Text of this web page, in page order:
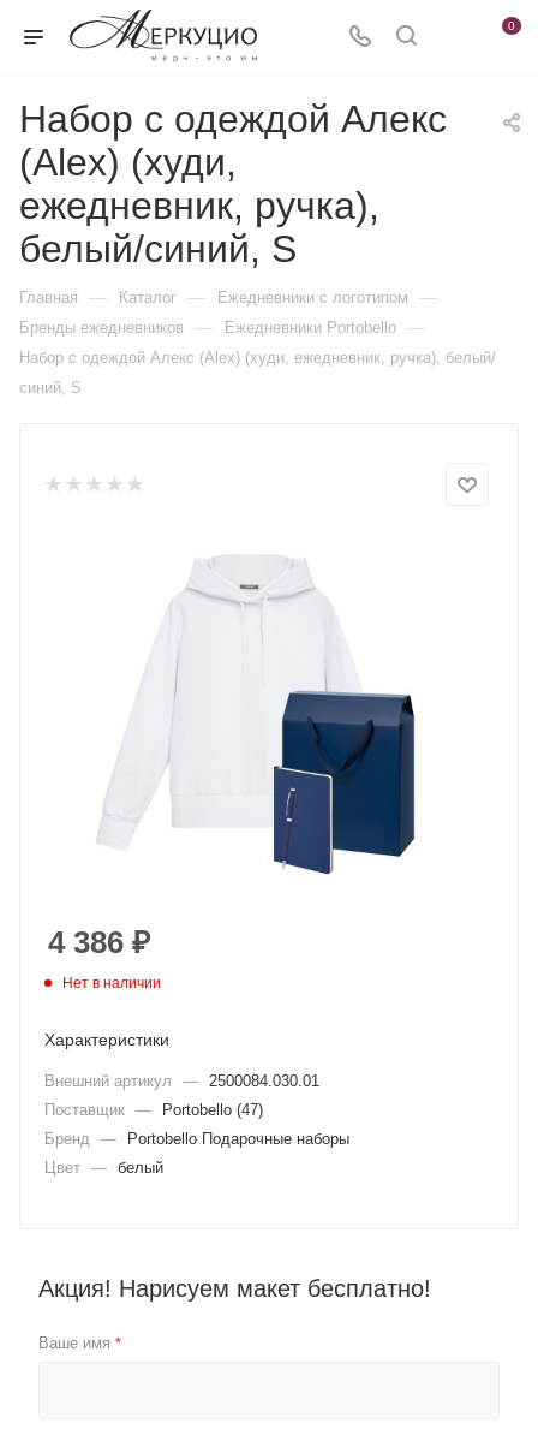
0
Набор с одеждой Алекс
(Alex) (худи,
ежедневник, ручка),
белый/синий, S
Главная — Каталог — Ежедневники c логотипом —
Бренды ежедневников — Ежедневники Portobello —
Набор с одеждой Алекс (Alex) (худи, ежедневник, ручка), белый/
синий, S
4 386 ₽
Нет в наличии
Характеристики
Внешний артикул —
2500084.030.01
Поставщик —
Portobello (47)
Бренд
—
Portobello Подарочные наборы
Цвет — белый
Акция! Нарисуем макет бесплатно!
Ваше имя *